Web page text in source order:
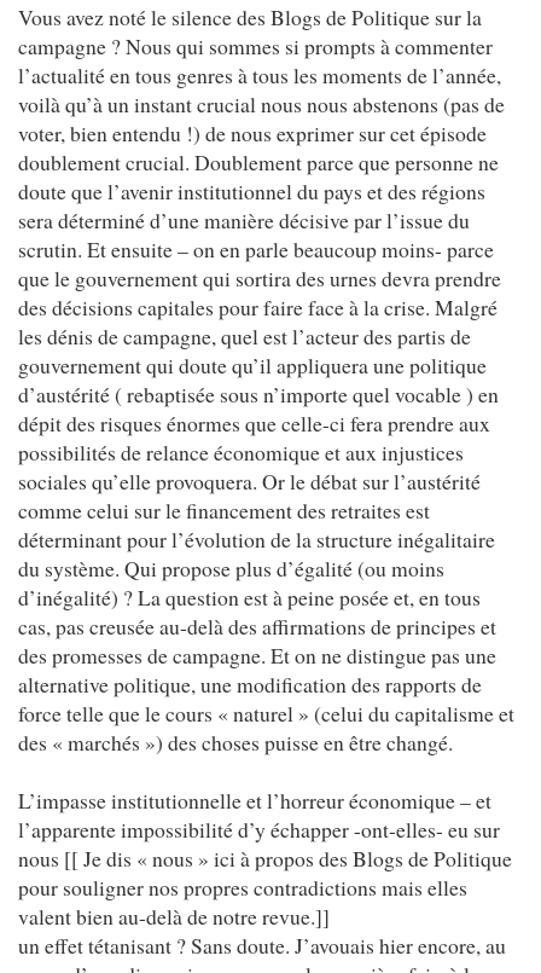
Vous avez noté le silence des Blogs de Politique sur la
campagne ? Nous qui sommes si prompts à commenter
l’actualité en tous genres à tous les moments de l’année,
voilà qu’à un instant crucial nous nous abstenons (pas de
voter, bien entendu !) de nous exprimer sur cet épisode
doublement crucial. Doublement parce que personne ne
doute que l’avenir institutionnel du pays et des régions
sera déterminé d’une manière décisive par l’issue du
scrutin. Et ensuite – on en parle beaucoup moins- parce
que le gouvernement qui sortira des urnes devra prendre
des décisions capitales pour faire face à la crise. Malgré
les dénis de campagne, quel est l’acteur des partis de
gouvernement qui doute qu’il appliquera une politique
d’austérité ( rebaptisée sous n’importe quel vocable ) en
dépit des risques énormes que celle-ci fera prendre aux
possibilités de relance économique et aux injustices
sociales qu’elle provoquera. Or le débat sur l’austérité
comme celui sur le financement des retraites est
déterminant pour l’évolution de la structure inégalitaire
du système. Qui propose plus d’égalité (ou moins
d’inégalité) ? La question est à peine posée et, en tous
cas, pas creusée au-delà des affirmations de principes et
des promesses de campagne. Et on ne distingue pas une
alternative politique, une modification des rapports de
force telle que le cours « naturel » (celui du capitalisme et
des « marchés ») des choses puisse en être changé.
L’impasse institutionnelle et l’horreur économique – et
l’apparente impossibilité d’y échapper -ont-elles- eu sur
nous [[ Je dis « nous » ici à propos des Blogs de Politique
pour souligner nos propres contradictions mais elles
valent bien au-delà de notre revue.]]
un effet tétanisant ? Sans doute. J’avouais hier encore, au